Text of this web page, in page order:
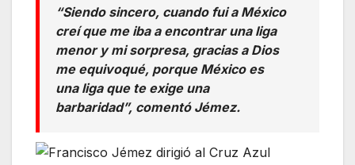
“Siendo sincero, cuando fui a México
creí que me iba a encontrar una liga
menor y mi sorpresa, gracias a Dios
me equivoqué, porque México es
una liga que te exige una
barbaridad”, comentó Jémez.